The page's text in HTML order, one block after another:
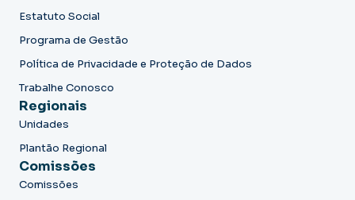
Estatuto Social
Programa de Gestão
Política de Privacidade e Proteção de Dados
Trabalhe Conosco
Regionais
Unidades
Plantão Regional
Comissões
Comissões